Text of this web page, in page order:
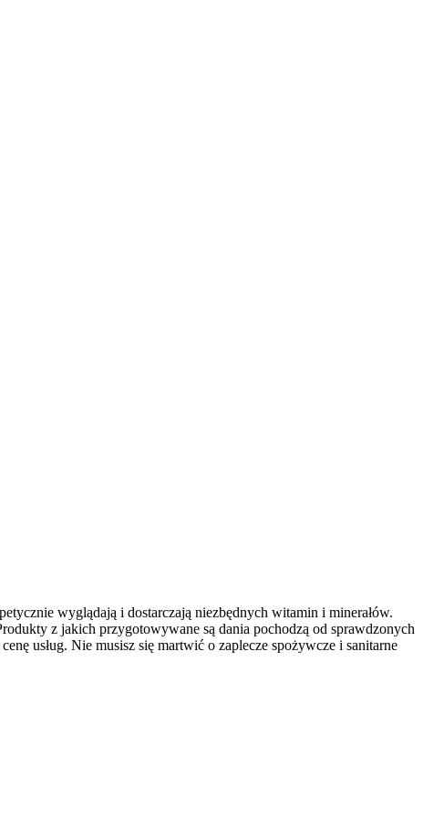
wyglądają i dostarczają niezbędnych witamin i minerałów.
z jakich przygotowywane są dania pochodzą od sprawdzonych
usług. Nie musisz się martwić o zaplecze spożywcze i sanitarne